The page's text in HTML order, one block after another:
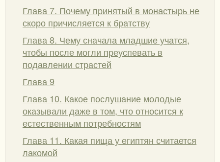
Глава 7. Почему принятый в монастырь не
скоро причисляется к братству
Глава 8. Чему сначала младшие учатся,
чтобы после могли преуспевать в
подавлении страстей
Глава 9
Глава 10. Какое послушание молодые
оказывали даже в том, что относится к
естественным потребностям
Глава 11. Какая пища у египтян считается
лакомой